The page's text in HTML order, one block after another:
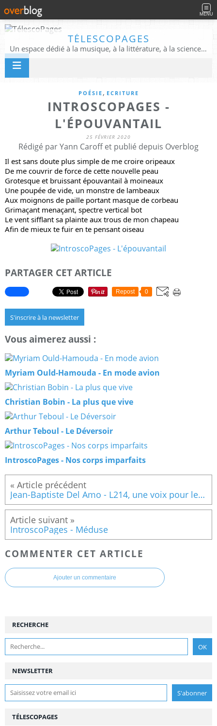
MENU
TÉLESCOPAGES
Un espace dédié à la musique, à la littérature, à la science, à la conscience, et au-delà
POÉSIE , ECRITURE
INTROSCOPAGES -
L'ÉPOUVANTAIL
25 FÉVRIER 2020
Rédigé par Yann Caroff et publié depuis Overblog
Il est sans doute plus simple de me croire oripeaux
De me couvrir de force de cette nouvelle peau
Grotesque et bruissant épouvantail à moineaux
Une poupée de vide, un monstre de lambeaux
Aux moignons de paille portant masque de corbeau
Grimaçant menaçant, spectre vertical bot
Le vent sifflant sa plainte aux trous de mon chapeau
Afin de mieux te fuir en te pensant oiseau
PARTAGER CET ARTICLE
Repost 0
S'inscrire à la newsletter
Vous aimerez aussi :
Myriam Ould-Hamouda - En mode avion
Christian Bobin - La plus que vive
Arthur Teboul - Le Déversoir
IntroscoPages - Nos corps imparfaits
Jean-Baptiste Del Amo - L214, une voix pour les animaux
IntroscoPages - Méduse
COMMENTER CET ARTICLE
Ajouter un commentaire
NEWSLETTER
RECHERCHE
TÉLESCOPAGES